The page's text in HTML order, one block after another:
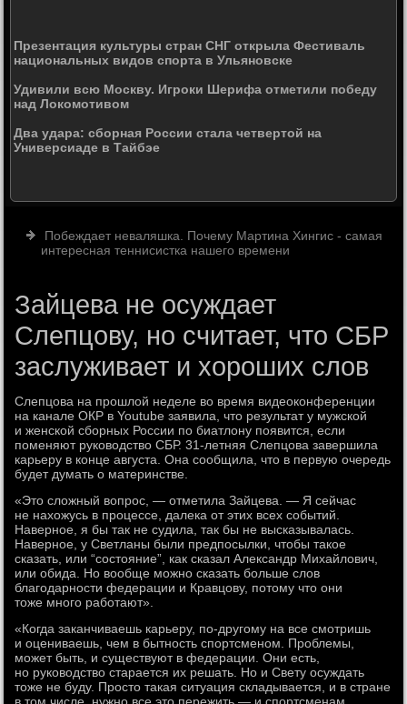
Презентация культуры стран СНГ открыла Фестиваль
национальных видов спорта в Ульяновске
Удивили всю Москву. Игроки Шерифа отметили победу
над Локомотивом
Два удара: сборная России стала четвертой на
Универсиаде в Тайбэе
Побеждает неваляшка. Почему Мартина Хингис - самая
интересная теннисистка нашего времени
Зайцева не осуждает
Слепцову, но считает, что СБР
заслуживает и хороших слов
Слепцова на прошлой неделе во время видеоконференции
на канале ОКР в Youtube заявила, что результат у мужской
и женской сборных России по биатлону появится, если
поменяют руководство СБР. 31-летняя Слепцова завершила
карьеру в конце августа. Она сообщила, что в первую очередь
будет думать о материнстве.
«Это сложный вопрос, — отметила Зайцева. — Я сейчас
не нахожусь в процессе, далека от этих всех событий.
Наверное, я бы так не судила, так бы не высказывалась.
Наверное, у Светланы были предпосылки, чтобы такое
сказать, или “состояние”, как сказал Александр Михайлович,
или обида. Но вообще можно сказать больше слов
благодарности федерации и Кравцову, потому что они
тоже много работают».
«Когда заканчиваешь карьеру, по-другому на все смотришь
и оцениваешь, чем в бытность спортсменом. Проблемы,
может быть, и существуют в федерации. Они есть,
но руководство старается их решать. Но и Свету осуждать
тоже не буду. Просто такая ситуация складывается, и в стране